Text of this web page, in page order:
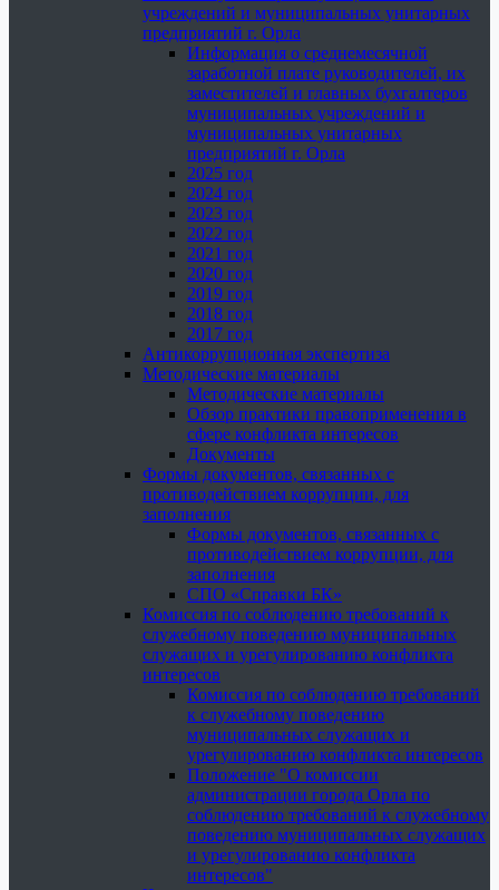
учреждений и муниципальных унитарных
предприятий г. Орла
Информация о среднемесячной
заработной плате руководителей, их
заместителей и главных бухгалтеров
муниципальных учреждений и
муниципальных унитарных
предприятий г. Орла
2025 год
2024 год
2023 год
2022 год
2021 год
2020 год
2019 год
2018 год
2017 год
Антикоррупционная экспертиза
Методические материалы
Методические материалы
Обзор практики правоприменения в
сфере конфликта интересов
Документы
Формы документов, связанных с
противодействием коррупции, для
заполнения
Формы документов, связанных с
противодействием коррупции, для
заполнения
СПО «Справки БК»
Комиссия по соблюдению требований к
служебному поведению муниципальных
служащих и урегулированию конфликта
интересов
Комиссия по соблюдению требований
к служебному поведению
муниципальных служащих и
урегулированию конфликта интересов
Положение "О комиссии
администрации города Орла по
соблюдению требований к служебному
поведению муниципальных служащих
и урегулированию конфликта
интересов"